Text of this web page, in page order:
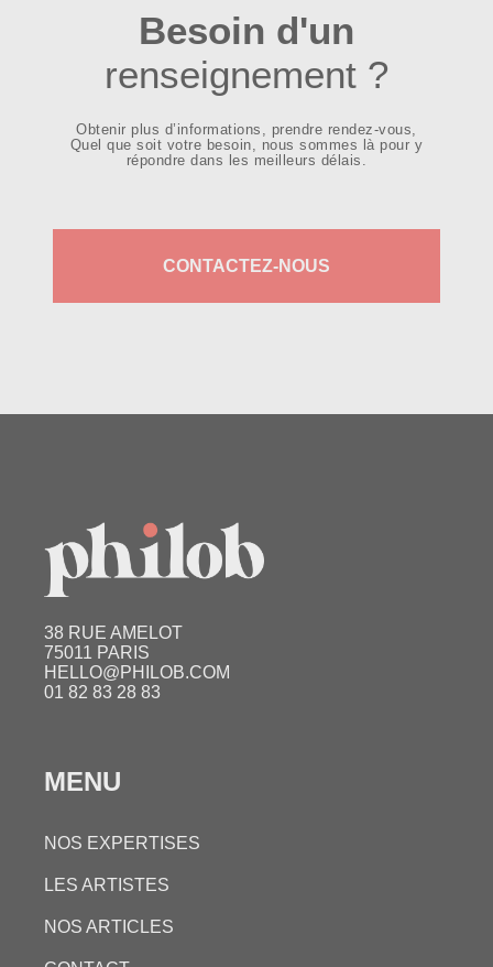
Besoin d'un
renseignement ?
Obtenir plus d’informations, prendre rendez-vous,
Quel que soit votre besoin, nous sommes là pour y
répondre dans les meilleurs délais.
CONTACTEZ-NOUS
38 RUE AMELOT
75011 PARIS
HELLO@PHILOB.COM
01 82 83 28 83
MENU
NOS EXPERTISES
LES ARTISTES
NOS ARTICLES